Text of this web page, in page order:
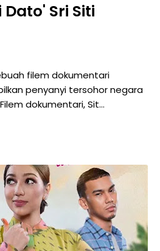
Sri Siti
filem dokumentari
penyanyi tersohor negara
dokumentari, Sit…